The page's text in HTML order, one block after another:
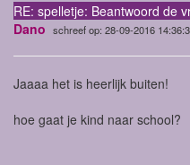
RE: spelletje: Beantwoord de
Dano schreef op: 28-09-2016
Jaaaa het is heerlijk buiten!
hoe gaat je kind naar school?